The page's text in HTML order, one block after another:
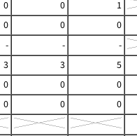
0 0
1
0 0 0
- -
-
3 3 5
0 0 0
0 0 0